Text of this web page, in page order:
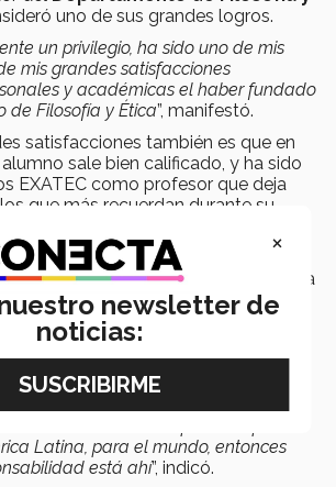
uno de sus grandes logros.
un privilegio, ha sido uno de mis
mis grandes satisfacciones
y académicas el haber fundado
de Filosofía y Ética”, manifestó.
satisfacciones también es que en
sale bien calificado, y ha sido
EXATEC como profesor que deja
que más recuerdan durante su
Premio Profesor Inspirador es un
otros docentes que perdieron la vida
actual delCOVID
lo quiero ofrecer a todos mis colegas,
que se nos adelantaron, que
19, a todos ellos va mi
gratitud.
académico importante para
Latina, para el mundo, entonces
está ahí”, indicó.
×
newsletter de
noticias: